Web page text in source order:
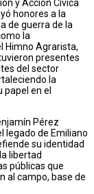
y Acción Cívica
honores a la
de guerra de la
la
Himno Agrarista,
presentes
del sector
la
en el
Pérez
legado de Emiliano
su identidad
libertad
públicas que
al campo, base de